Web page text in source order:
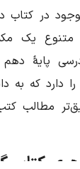
در کتاب
متنوع یک
پایهٔ دهم
دارد که به
مطالب
کتاب